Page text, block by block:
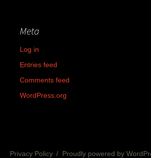
Meta
Log in
Entries feed
Comments feed
WordPress.org
Privacy Policy Proudly powered by